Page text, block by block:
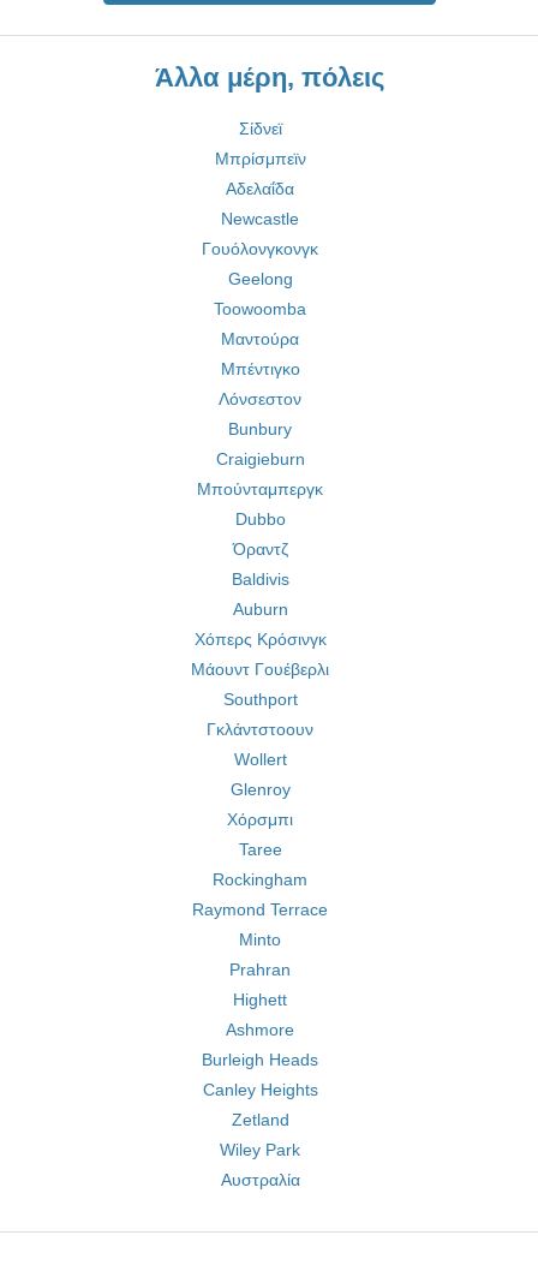
Άλλα μέρη, πόλεις
Σίδνεϊ
Μπρίσμπεϊν
Αδελαΐδα
Newcastle
Γουόλονγκονγκ
Geelong
Toowoomba
Μαντούρα
Μπέντιγκο
Λόνσεστον
Bunbury
Craigieburn
Μπούνταμπεργκ
Dubbo
Όραντζ
Baldivis
Auburn
Χόπερς Κρόσινγκ
Μάουντ Γουέβερλι
Southport
Γκλάντστοουν
Wollert
Glenroy
Χόρσμπι
Taree
Rockingham
Raymond Terrace
Minto
Prahran
Highett
Ashmore
Burleigh Heads
Canley Heights
Zetland
Wiley Park
Αυστραλία